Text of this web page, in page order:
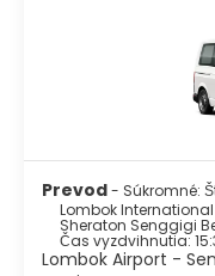
barov a obchodov.
ostrovy Gili so svojimi
na cestovanie sú
sezóny je
nebude možné plávať.
Prevod- Súkromné:
Lombok International
Sheraton Senggigi
Čas vyzdvihnutia:
Lombok Airport -